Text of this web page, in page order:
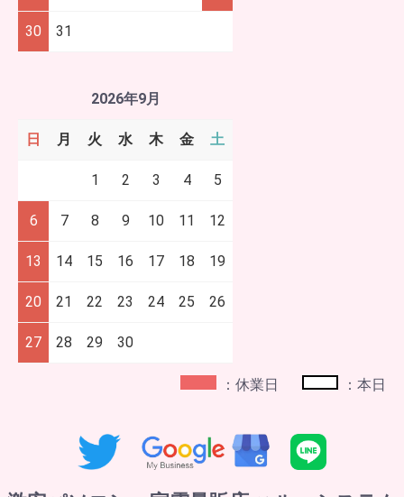
30 31
2026年9月
日 月 火 水 木 金 土
1 2 3 4 5
6 7 8 9 10 11 12
13 14 15 16 17 18 19
20 21 22 23 24 25 26
27 28 29 30
：休業日 ：本日